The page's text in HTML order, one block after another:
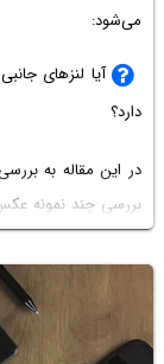
می‌شود:
آیا لنزهای
دارد؟
در این مقاله به
بررسی چند نمونه
این سوال می‌رسیم.